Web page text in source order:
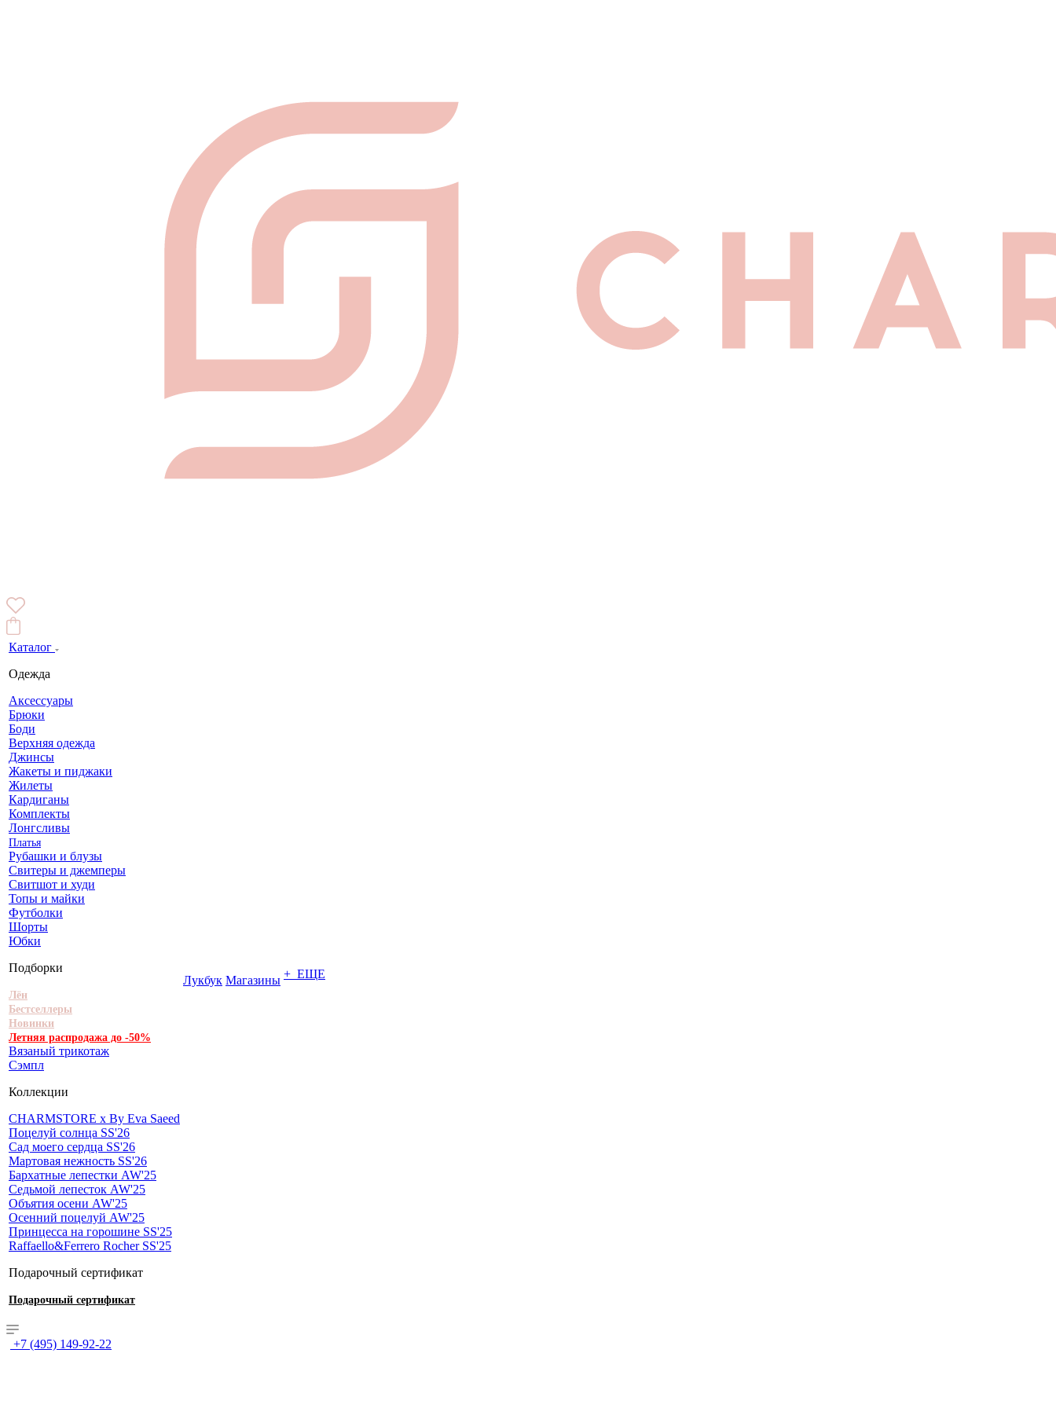
Каталог
Одежда
Аксессуары
Брюки
Боди
Верхняя одежда
Джинсы
Жакеты и пиджаки
Жилеты
Кардиганы
Комплекты
Лонгсливы
Платья
Рубашки и блузы
Свитеры и джемперы
Свитшот и худи
Топы и майки
Футболки
Шорты
Юбки
Подборки
Лён
Бестселлеры
Новинки
Летняя распродажа до -50%
Вязаный трикотаж
Сэмпл
Коллекции
CHARMSTORE х By Eva Saeed
Поцелуй солнца SS'26
Сад моего сердца SS'26
Мартовая нежность SS'26
Бархатные лепестки AW'25
Седьмой лепесток AW'25
Объятия осени AW'25
Осенний поцелуй AW'25
Принцесса на горошине SS'25
Raffaello&Ferrero Rocher SS'25
Подарочный сертификат
Подарочный сертификат
Лукбук Магазины + ЕЩЕ
+7 (495) 149-92-22